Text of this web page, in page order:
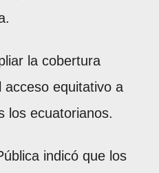
la cobertura
equitativo a
los ecuatorianos.
indicó que los